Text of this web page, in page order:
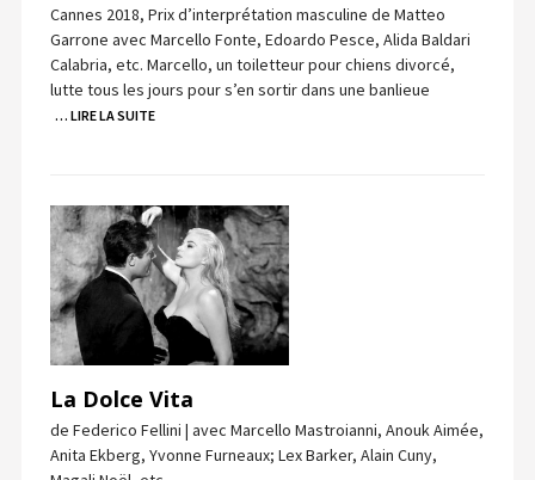
Cannes 2018, Prix d’interprétation masculine de Matteo
Garrone avec Marcello Fonte, Edoardo Pesce, Alida Baldari
Calabria, etc. Marcello, un toiletteur pour chiens divorcé,
lutte tous les jours pour s’en sortir dans une banlieue
… LIRE LA SUITE
La Dolce Vita
de Federico Fellini | avec Marcello Mastroianni, Anouk Aimée,
Anita Ekberg, Yvonne Furneaux; Lex Barker, Alain Cuny,